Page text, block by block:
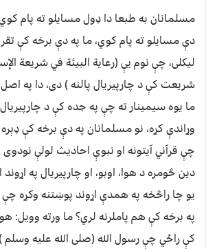
مسلمانان به طبعا دا ډول مسایلو ته پام
لیکلی، چې نوم یې (رعاية البيئة في شريعة
شریعت کې د چارپیریال پالنه ) دی، دا په
ما یوه سیمینار ته چې په جده کې د
وړاندې کړه، نو مسلمانان په دې برخه کې ډېره
چې قرآني آیتونه او نبوې احادیث لولې
دین څومره د هوا، اوبو، او چارپیریال په
یو چا راڅخه په همدې اړوند پوښتنه وکړه چې
په برخه کې هم پاملرنه لري؟ ما ورته
کې راځي چې رسول الله (صلی الله علیه وسلم